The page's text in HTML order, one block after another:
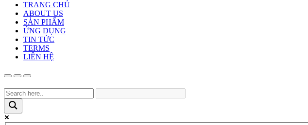
TRANG CHỦ
ABOUT US
SẢN PHẨM
ỨNG DỤNG
TIN TỨC
TERMS
LIÊN HỆ